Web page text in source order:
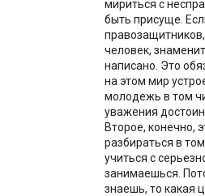
мириться с
быть присуще.
человек,
написано. Это
на этом мир
молодежь в том
уважения
Второе, конечно,
разбираться в
учиться с
занимаешься.
знаешь, то какая